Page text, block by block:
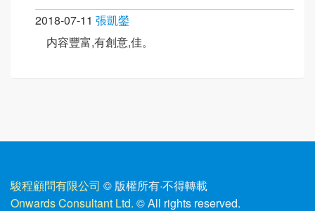
2018-07-11 張凱鎣
内容豐富,有創意,佳。
駿程顧問有限公司 © 版權所有·不得轉載
Onwards Consultant Ltd. © All rights reserved.